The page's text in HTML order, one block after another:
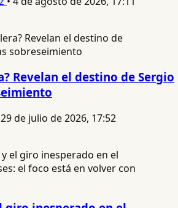
Revelan el destino de Sergio
29 de julio de 2026, 17:52